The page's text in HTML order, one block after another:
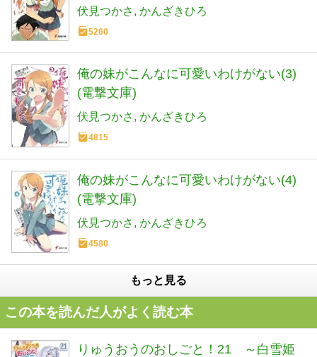
伏見つかさ かんざきひろ
5260
俺の妹がこんなに可愛いわけがない(3)
(電撃文庫)
伏見つかさ かんざきひろ
4815
俺の妹がこんなに可愛いわけがない(4)
(電撃文庫)
伏見つかさ かんざきひろ
4580
もっと見る
この本を読んだ人がよく読む本
りゅうおうのおしごと！21 ～白雪姫